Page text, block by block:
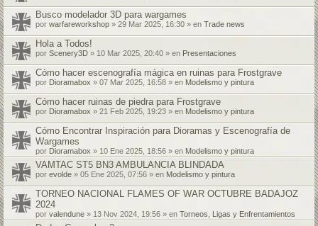
Busco modelador 3D para wargames
por warfareworkshop » 29 Mar 2025, 16:30 » en Trade news
Hola a Todos!
por Scenery3D » 10 Mar 2025, 20:40 » en Presentaciones
Cómo hacer escenografía mágica en ruinas para Frostgrave
por Dioramabox » 07 Mar 2025, 16:58 » en Modelismo y pintura
Cómo hacer ruinas de piedra para Frostgrave
por Dioramabox » 21 Feb 2025, 19:23 » en Modelismo y pintura
Cómo Encontrar Inspiración para Dioramas y Escenografía de
Wargames
por Dioramabox » 10 Ene 2025, 18:56 » en Modelismo y pintura
VAMTAC ST5 BN3 AMBULANCIA BLINDADA
por evolde » 05 Ene 2025, 07:56 » en Modelismo y pintura
TORNEO NACIONAL FLAMES OF WAR OCTUBRE BADAJOZ
2024
por valendune » 13 Nov 2024, 19:56 » en Torneos, Ligas y Enfrentamientos